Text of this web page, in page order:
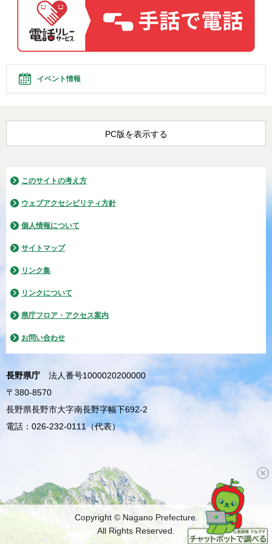
イベント情報
PC版を表示する
このサイトの考え方
ウェブアクセシビリティ方針
個人情報について
サイトマップ
リンク集
リンクについて
県庁フロア・アクセス案内
お問い合わせ
長野県庁
法人番号1000020200000
〒380-8570
長野県長野市大字南長野字幅下692-2
電話：026-232-0111（代表）
Copyright © Nagano Prefecture.
All Rights Reserved.